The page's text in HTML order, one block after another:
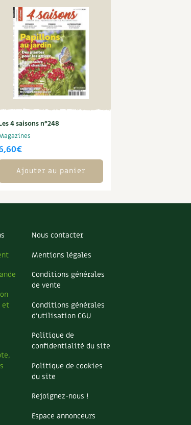
4 saisons n°248
€
Ajouter au panier
et
Nous contacter
Mentions légales
Conditions générales
de vente
Conditions générales
d’utilisation CGU
Politique de
confidentialité du site
Politique de cookies
du site
Rejoignez-nous !
Espace annonceurs